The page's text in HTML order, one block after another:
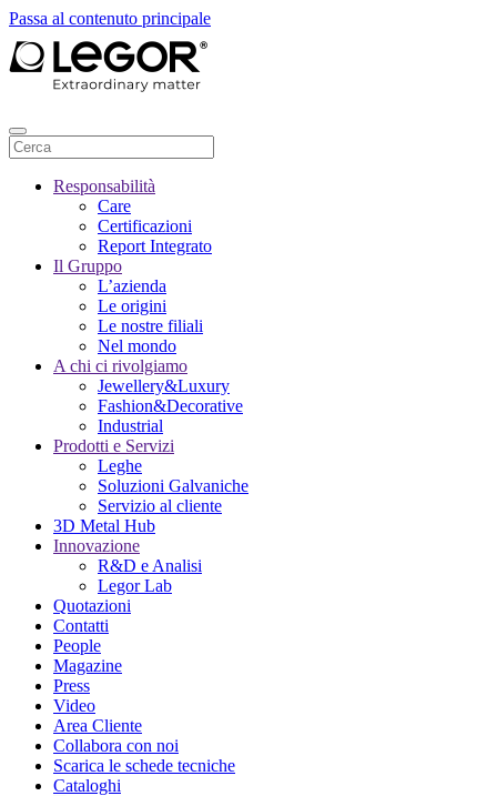
Passa al contenuto principale
Responsabilità
Care
Certificazioni
Report Integrato
Il Gruppo
L’azienda
Le origini
Le nostre filiali
Nel mondo
A chi ci rivolgiamo
Jewellery&Luxury
Fashion&Decorative
Industrial
Prodotti e Servizi
Leghe
Soluzioni Galvaniche
Servizio al cliente
3D Metal Hub
Innovazione
R&D e Analisi
Legor Lab
Quotazioni
Contatti
People
Magazine
Press
Video
Area Cliente
Collabora con noi
Scarica le schede tecniche
Cataloghi